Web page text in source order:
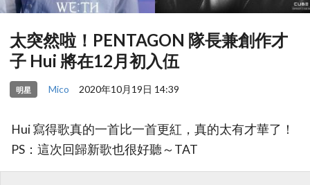
太突然啦！PENTAGON 隊長兼創作才
子 Hui 將在12月初入伍
明星 Mico 2020年10月19日 14:39
Hui 寫得歌真的一首比一首更紅，真的太有才華了！
PS：這次回歸新歌也很好聽～TAT